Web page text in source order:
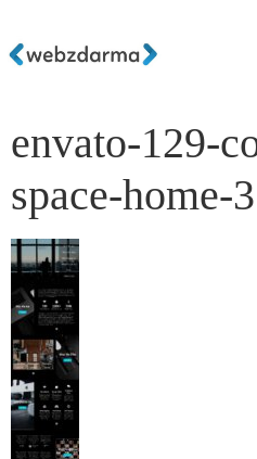
envato-129-
space-home-3